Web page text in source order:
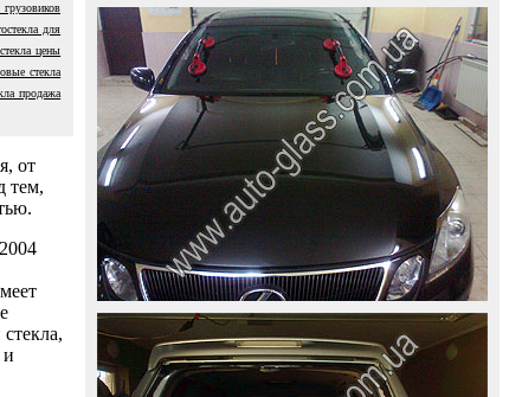
для
цены
стекла
продажа
от
тем,
и